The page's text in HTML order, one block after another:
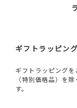
ギフトラッピング
ギフトラッピング
（特別価格品）を
す。